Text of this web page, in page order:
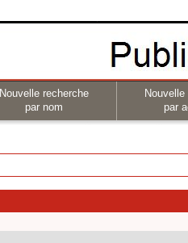
Nouvelle recherche
par nom
par